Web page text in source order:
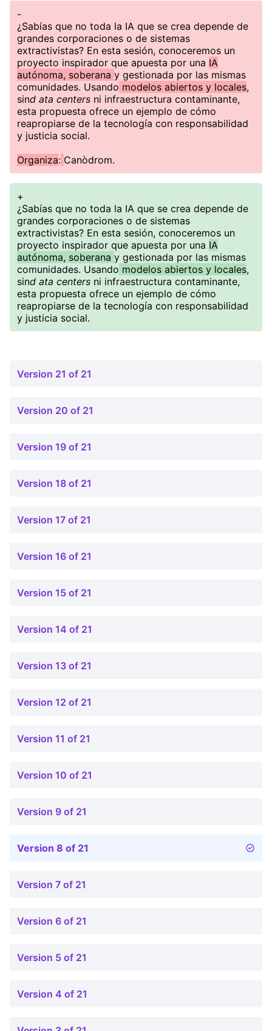
-
¿Sabías que no toda la IA que se crea depende de
grandes corporaciones o de sistemas
extractivistas? En esta sesión, conoceremos un
proyecto inspirador que apuesta por una IA
autónoma, soberana y gestionada por las mismas
comunidades. Usando modelos abiertos y locales,
sind ata centers ni infraestructura contaminante,
esta propuesta ofrece un ejemplo de cómo
reapropiarse de la tecnología con responsabilidad
y justicia social.
Organiza: Canòdrom.
+
¿Sabías que no toda la IA que se crea depende de
grandes corporaciones o de sistemas
extractivistas? En esta sesión, conoceremos un
proyecto inspirador que apuesta por una IA
autónoma, soberana y gestionada por las mismas
comunidades. Usando modelos abiertos y locales,
sind ata centers ni infraestructura contaminante,
esta propuesta ofrece un ejemplo de cómo
reapropiarse de la tecnología con responsabilidad
y justicia social.
Version 21 of 21
Version 20 of 21
Version 19 of 21
Version 18 of 21
Version 17 of 21
Version 16 of 21
Version 15 of 21
Version 14 of 21
Version 13 of 21
Version 12 of 21
Version 11 of 21
Version 10 of 21
Version 9 of 21
Version 8 of 21
Version 7 of 21
Version 6 of 21
Version 5 of 21
Version 4 of 21